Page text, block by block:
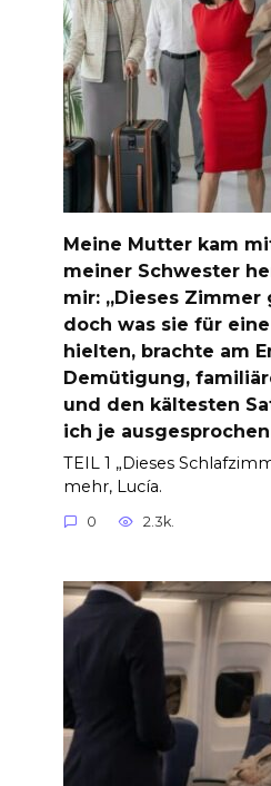
Meine Mutter kam
meiner Schwester
mir: „Dieses
doch was sie für
hielten, brachte am
Demütigung,
und den kältesten
ich je
TEIL 1 „Dieses
mehr, Lucía.
0 2.3k.